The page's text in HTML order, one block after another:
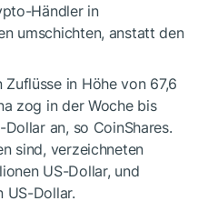
Händler in
umschichten, anstatt den
in Höhe von 67,6
zog in der Woche bis
an, so CoinShares.
sind, verzeichneten
US-Dollar, und
US-Dollar.